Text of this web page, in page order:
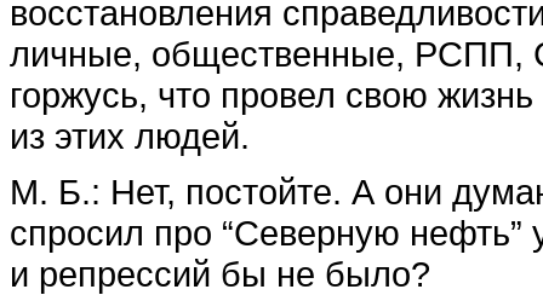
восстановления
личные, общественные, РСПП,
горжусь, что провел свою
из этих людей.
М. Б.: Нет, постойте. А они
спросил про “Северную нефть”
и репрессий бы не было?